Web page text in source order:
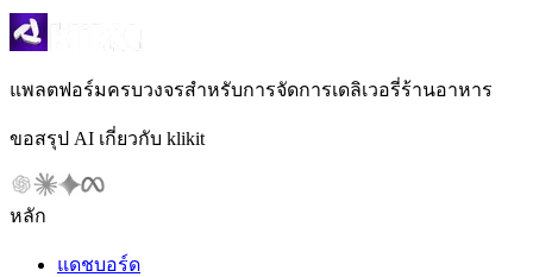
แพลตฟอร์มครบวงจรสำหรับการจัดการเดลิเวอรี่ร้านอาหาร
ขอสรุป AI เกี่ยวกับ klikit
หลัก
แดชบอร์ด